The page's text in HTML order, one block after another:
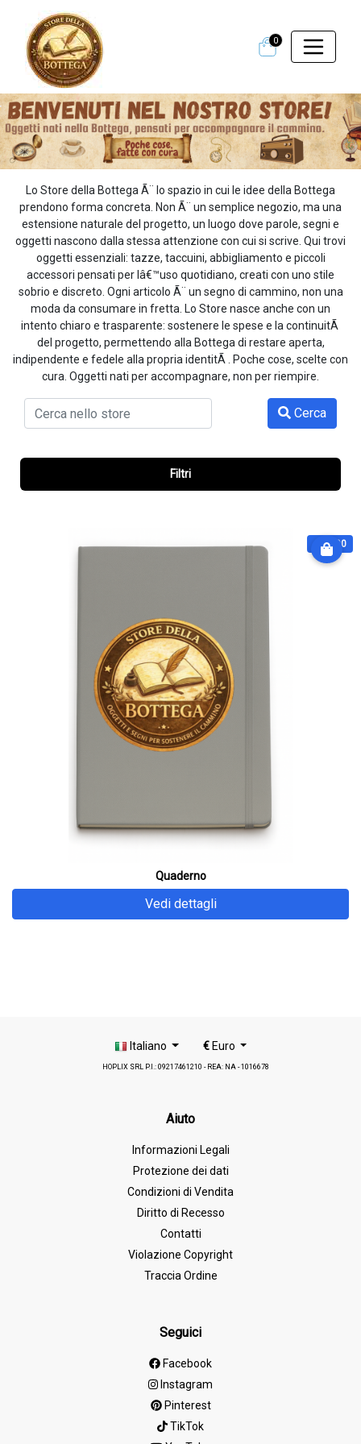
0
Lo Store della Bottega Ã¨ lo spazio in cui le idee della Bottega
prendono forma concreta. Non Ã¨ un semplice negozio, ma una
estensione naturale del progetto, un luogo dove parole, segni e
oggetti nascono dalla stessa attenzione con cui si scrive. Qui trovi
oggetti essenziali: tazze, taccuini, abbigliamento e piccoli
accessori pensati per lâ€™uso quotidiano, creati con uno stile
sobrio e discreto. Ogni articolo Ã¨ un segno di cammino, non una
moda da consumare in fretta. Lo Store nasce anche con un
intento chiaro e trasparente: sostenere le spese e la continuitÃ
del progetto, permettendo alla Bottega di restare aperta,
indipendente e fedele alla propria identitÃ . Poche cose, scelte con
cura. Oggetti nati per accompagnare, non per riempire.
Cerca
€ 14.90
Quaderno
Vedi dettagli
Filtri
Italiano €Euro
HOPLIX SRL P.I.: 09217461210 - REA: NA - 1016678
Aiuto
Informazioni Legali
Protezione dei dati
Condizioni di Vendita
Diritto di Recesso
Contatti
Violazione Copyright
Traccia Ordine
Seguici
Facebook
Instagram
Pinterest
TikTok